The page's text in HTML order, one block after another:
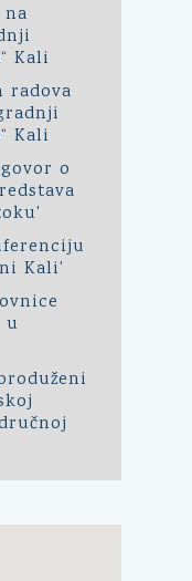
Kali
radova
Kali
o
Kali'
u